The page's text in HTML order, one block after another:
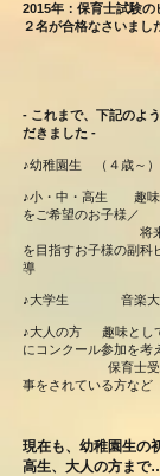
2015年：保育士試験
２名が合格なさいまし
- これまで、下記のよ
だきました -
♪幼稚園生 （４歳～
♪小・中・高生 趣味
をご希望のお子様／
将来的に音楽
を目指すお子様の副科
導
♪大学生 音楽大学
♪大人の方 趣味とし
にコンクール参加を考
保育士受験対策
事をされている方など
現在も、幼稚園生の
高生、大人の方まで